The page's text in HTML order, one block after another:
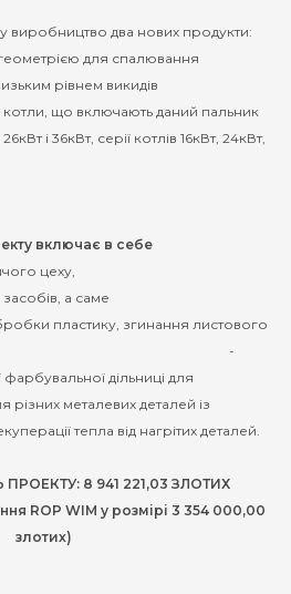
виробництво два нових продукти:
для спалювання
рівнем викидів
котли, що включають даний пальник
і 36кВт, серії котлів 16кВт, 24кВт,
включає в себе
цеху,
а саме
пластику, згинання листового
-
дільниці для
металевих деталей із
тепла від нагрітих деталей.
ПРОЕКТУ: 8 941 221,03 ЗЛОТИХ
ROP WIM у розмірі 3 354 000,00
злотих)